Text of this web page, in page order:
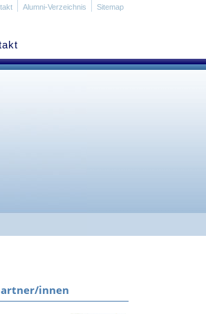
Alumni-Verzeichnis Sitemap
innen